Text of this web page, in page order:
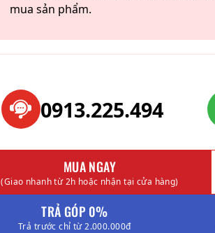
mua sản phẩm.
0913.225.494
MUA NGAY
(Giao nhanh từ 2h hoặc nhận tại cửa hàng)
TRẢ GÓP 0%
Trả trước chỉ từ 2.000.000đ